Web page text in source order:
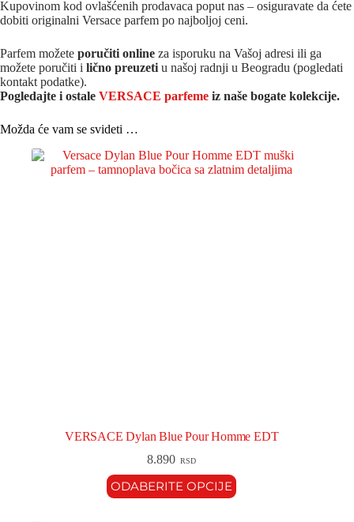
Kupovinom kod ovlašćenih prodavaca poput nas – osiguravate da ćete
dobiti originalni Versace parfem po najboljoj ceni.
Parfem možete poručiti online za isporuku na Vašoj adresi ili ga
možete poručiti i lično preuzetiu našoj radnji u Beogradu (pogledati
kontakt podatke).
Pogledajte i ostale VERSACE parfeme iz naše bogate kolekcije.
Možda će vam se svideti …
VERSACE Dylan Blue Pour Homme EDT
8.890 RSD
ODABERITE OPCIJE